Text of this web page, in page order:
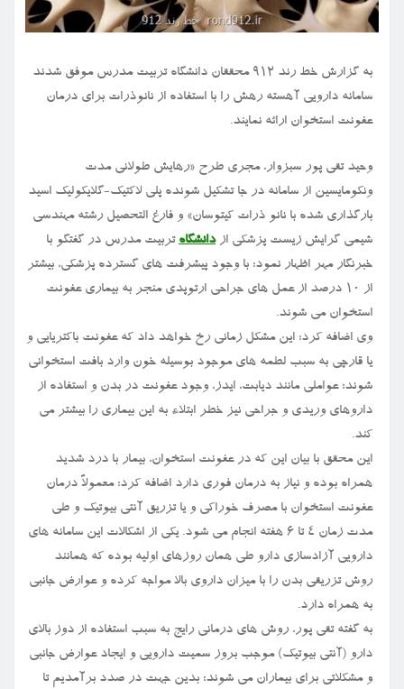
به گزارش خط رند ۹۱۲ محققان دانشگاه تربیت مدرس موفق شدند
سامانه دارویی آهسته رهش را با استفاده از نانوذرات برای درمان
عفونت استخوان ارائه نمایند.
وحید تقی پور سبزوار، مجری طرح «رهایش طولانی مدت
ونکومایسین از سامانه در جا تشکیل شونده پلی لاکتیک-گلایکولیک اسید
بارگذاری شده با نانو ذرات کیتوسان» و فارغ التحصیل رشته مهندسی
شیمی گرایش زیست پزشکی ازدانشگاه تربیت مدرس در گفتگو با
خبرنگار مهر اظهار نمود: با وجود پیشرفت های گسترده پزشکی، بیشتر
از ۱۰ درصد از عمل های جراحی ارتوپدی منجر به بیماری عفونت
استخوان می شوند.
وی اضافه کرد: این مشکل زمانی رخ خواهد داد که عفونت باکتریایی و
یا قارچی به سبب لطمه های موجود بوسیله خون وارد بافت استخوانی
شوند؛ عواملی مانند دیابت، ایدز، وجود عفونت در بدن و استفاده از
داروهای وریدی و جراحی نیز خطر ابتلاء به این بیماری را بیشتر می
کند.
این محقق با بیان این که در عفونت استخوان، بیمار با درد شدید
همراه بوده و نیاز به درمان فوری دارد اضافه کرد: معمولاً درمان
عفونت استخوان با مصرف خوراکی و یا تزریق آنتی بیوتیک و طی
مدت زمان ۴ تا ۶ هفته انجام می شود. یکی از اشکالات این سامانه های
دارویی آزادسازی دارو طی همان روزهای اولیه بوده که همانند
روش تزریقی بدن را با میزان داروی بالا مواجه کرده و عوارض جانبی
به همراه دارد.
به گفته تقی پور، روش های درمانی رایج به سبب استفاده از دوز بالای
دارو (آنتی بیوتیک) موجب بروز سمیت دارویی و ایجاد عوارض جانبی
و مشکلاتی برای بیماران می شوند؛ بدین جهت در صدد برآمدیم تا